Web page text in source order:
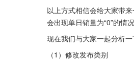
以上方式相信会给大家带
会出现单日销量为“0”的情况
现在我们与大家一起分析
（1）修改发布类别